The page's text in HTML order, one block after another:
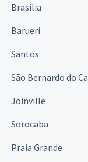
Brasília
Barueri
Santos
São Bernardo do
Joinville
Sorocaba
Praia Grande